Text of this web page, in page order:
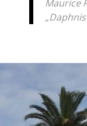
Maurice